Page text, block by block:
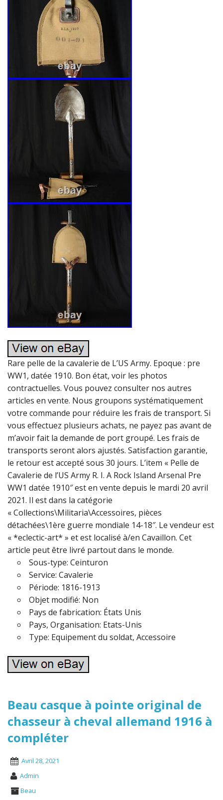
Rare pelle de la cavalerie de L’US Army. Epoque : pre
WW1, datée 1910. Bon état, voir les photos
contractuelles. Vous pouvez consulter nos autres
articles en vente. Nous groupons systématiquement
votre commande pour réduire les frais de transport. Si
vous effectuez plusieurs achats, ne payez pas avant de
m’avoir fait la demande de port groupé. Les frais de
transports seront alors ajustés. Satisfaction garantie,
le retour est accepté sous 30 jours. L’item « Pelle de
Cavalerie de l’US Army R. I. A Rock Island Arsenal Pre
WW1 datée 1910″ est en vente depuis le mardi 20 avril
2021. Il est dans la catégorie
« Collections\Militaria\Accessoires, pièces
détachées\1ère guerre mondiale 14-18″. Le vendeur est
« *eclectic-art* » et est localisé à/en Cavaillon. Cet
article peut être livré partout dans le monde.
Sous-type: Ceinturon
Service: Cavalerie
Période: 1816-1913
Objet modifié: Non
Pays de fabrication: États Unis
Pays, Organisation: Etats-Unis
Type: Equipement du soldat, Accessoire
Beau casque à pointe original de
chasseur à cheval allemand 1916 à
compléter
Avril 28, 2021
Admin
Beau